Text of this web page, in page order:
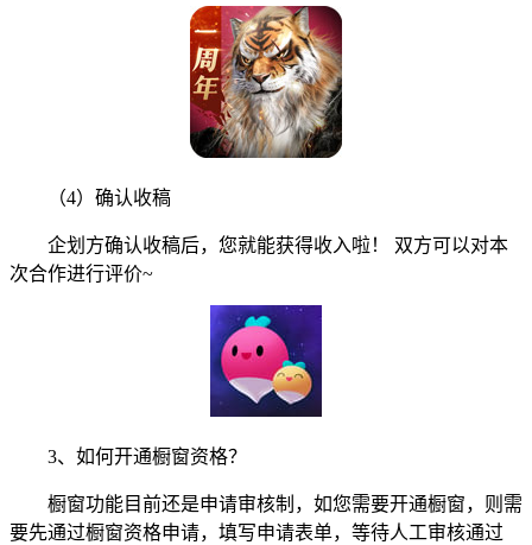
（4）确认收稿
企划方确认收稿后，您就能获得收入啦！ 双方可以对本
次合作进行评价~
3、如何开通橱窗资格？
橱窗功能目前还是申请审核制，如您需要开通橱窗，则需
要先通过橱窗资格申请，填写申请表单，等待人工审核通过